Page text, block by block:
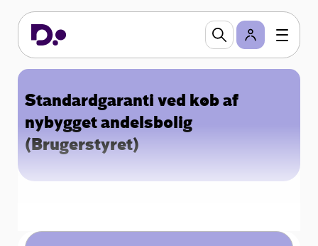
Standardgaranti ved køb af
nybygget andelsbolig
(Brugerstyret)